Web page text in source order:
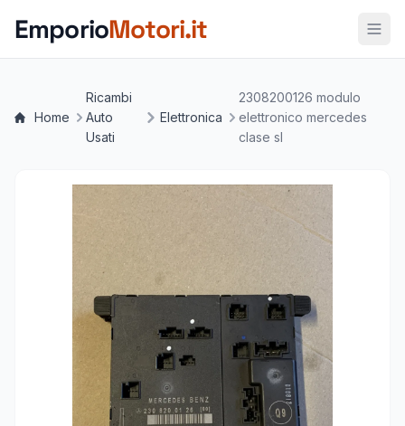
EmporioMotori.it
Home
Ricambi
Auto
Usati
Elettronica
2308200126 modulo
elettronico mercedes
clase sl